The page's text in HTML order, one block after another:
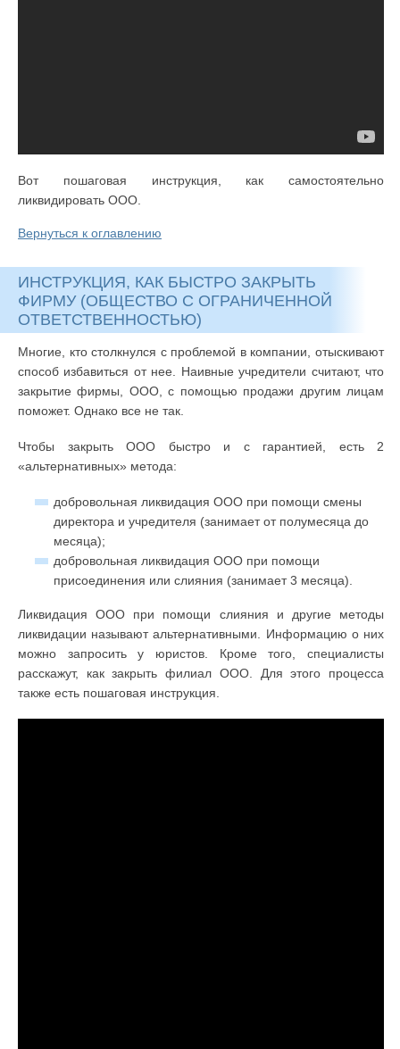
Вот пошаговая инструкция, как самостоятельно
ликвидировать ООО.
Вернуться к оглавлению
ИНСТРУКЦИЯ, КАК БЫСТРО ЗАКРЫТЬ
ФИРМУ (ОБЩЕСТВО С ОГРАНИЧЕННОЙ
ОТВЕТСТВЕННОСТЬЮ)
Многие, кто столкнулся с проблемой в компании, отыскивают
способ избавиться от нее. Наивные учредители считают, что
закрытие фирмы, ООО, с помощью продажи другим лицам
поможет. Однако все не так.
Чтобы закрыть ООО быстро и с гарантией, есть 2
«альтернативных» метода:
добровольная ликвидация ООО при помощи смены
директора и учредителя (занимает от полумесяца до
месяца);
добровольная ликвидация ООО при помощи
присоединения или слияния (занимает 3 месяца).
Ликвидация ООО при помощи слияния и другие методы
ликвидации называют альтернативными. Информацию о них
можно запросить у юристов. Кроме того, специалисты
расскажут, как закрыть филиал ООО. Для этого процесса
также есть пошаговая инструкция.